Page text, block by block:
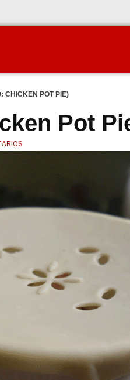
CHICKEN POT PIE)
Pot